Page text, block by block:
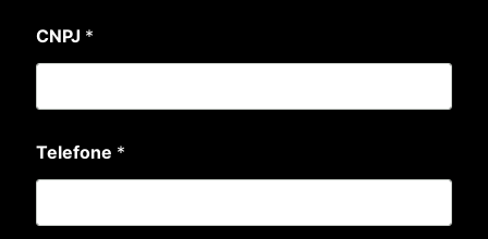
N
o
e
o
m
e
CNPJ *
Telefone *